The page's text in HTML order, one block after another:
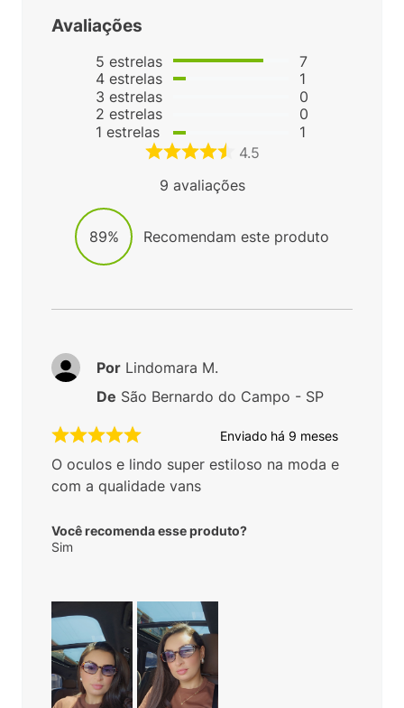
Avaliações
5 estrelas
4 estrelas
3 estrelas
2 estrelas
1 estrelas
7
1
0
0
1
4.5
9 avaliações
89% Recomendam este produto
Enviado há 9 meses
O oculos e lindo super estiloso na moda e
com a qualidade vans
Você recomenda esse produto?
Sim
Por Lindomara M.
De São Bernardo do Campo - SP